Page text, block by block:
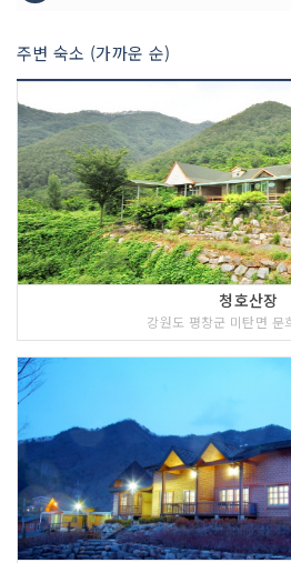
주변 숙소 (가까운 순)
청호산장
강원도 평창군 미탄면 문